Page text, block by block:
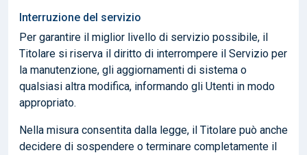
Interruzione del servizio
Per garantire il miglior livello di servizio possibile, il
Titolare si riserva il diritto di interrompere il Servizio per
la manutenzione, gli aggiornamenti di sistema o
qualsiasi altra modifica, informando gli Utenti in modo
appropriato.
Nella misura consentita dalla legge, il Titolare può anche
decidere di sospendere o terminare completamente il